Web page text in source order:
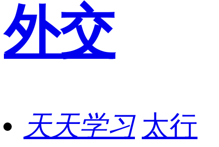
外交
天天学习 太行